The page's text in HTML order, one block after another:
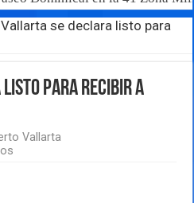
Vallarta se declara listo para
para recibir a
Vallarta